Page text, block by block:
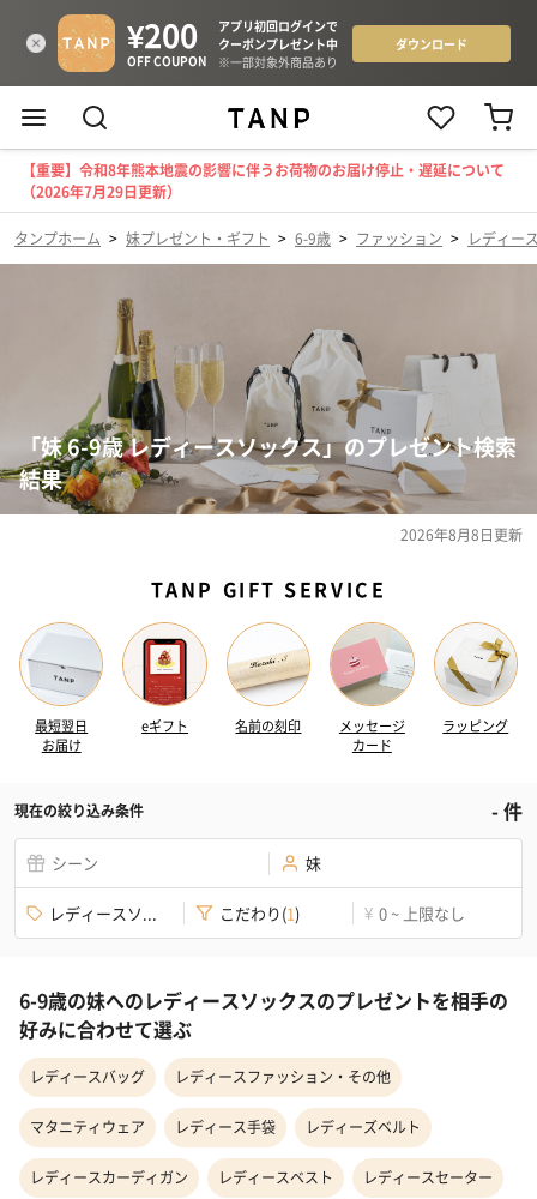
【重要】令和8年熊本地震の影響に伴うお荷物のお届け停止・遅延について
（2026年7月29日更新）
タンプホーム > 妹プレゼント・ギフト > 6-9歳 > ファッション > レディー
「妹 6-9歳 レディースソックス」のプレゼント検索
結果
2026年8月8日更新
TANP GIFT SERVICE
最短翌日
お届け
eギフト 名前の刻印
メッセージ
カード
ラッピング
現在の絞り込み条件 -件
シーン 妹
レディースソ... こだわり(1) ¥ 0 ~ 上限なし
6-9歳の妹へのレディースソックスのプレゼントを相手の
好みに合わせて選ぶ
レディースバッグ レディースファッション・その他
マタニティウェア レディース手袋 レディーズベルト
レディースカーディガン レディースベスト レディースセーター